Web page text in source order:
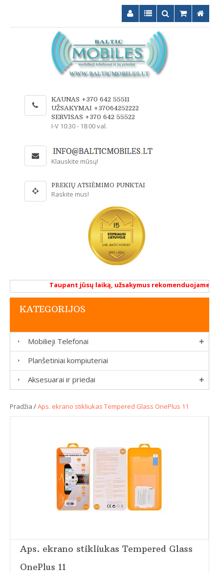
KAUNAS +370 642 55511
UŽSAKYMAI +37064252222
SERVISAS +370 642 55522
I-V 10:30 - 18:00 val.
Klauskite mūsų!
PREKIŲ ATSIĖMIMO PUNKTAI
Raskite mus!
Taupant jūsų laiką, užsakymus rekomenduojame
KATEGORIJOS
Mobilieji Telefonai
Planšetiniai kompiuteriai
Aksesuarai ir priedai
Pradžia /Aps. ekrano stikliukas Tempered Glass OnePlus 11
Aps. ekrano stikliukas Tempered Glass
OnePlus 11